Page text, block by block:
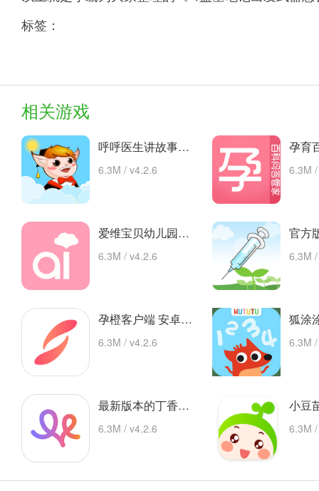
标签：
相关游戏
呼呼医生讲故事手机版的故事 安卓下载
6.3M / v4.2.6 6.3M
爱维宝贝幼儿园管理平台 app下载
6.3M / v4.2.6 6.3M
孕橙客户端 安卓下载
6.3M / v4.2.6 6.3M
最新版本的丁香妈妈app 安卓版
6.3M / v4.2.6 6.3M